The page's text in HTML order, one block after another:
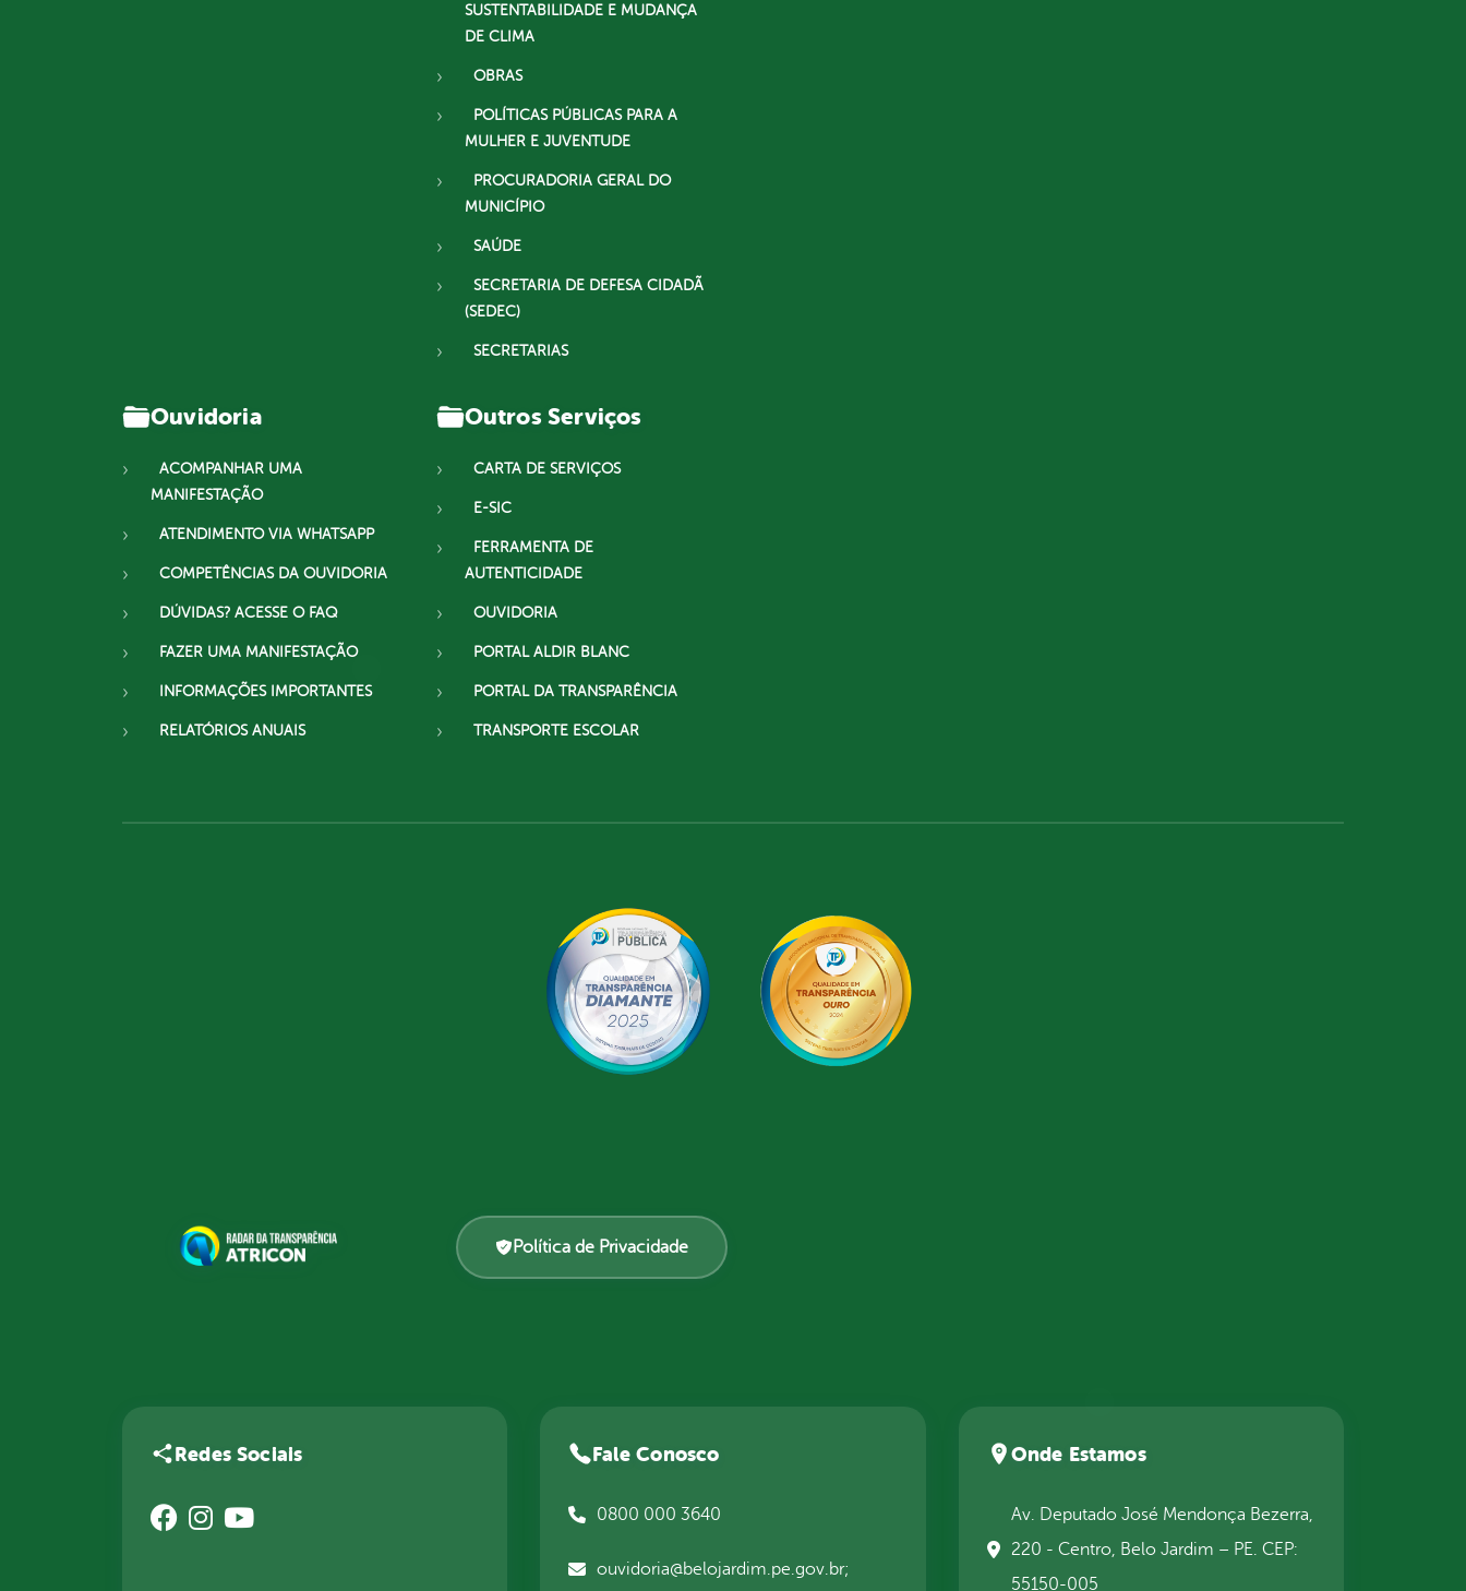
SUSTENTABILIDADE E MUDANÇA
DE CLIMA
OBRAS
POLÍTICAS PÚBLICAS PARA A
MULHER E JUVENTUDE
PROCURADORIA GERAL DO
MUNICÍPIO
SAÚDE
SECRETARIA DE DEFESA CIDADÃ
(SEDEC)
SECRETARIAS
Ouvidoria
ACOMPANHAR UMA
MANIFESTAÇÃO
ATENDIMENTO VIA WHATSAPP
COMPETÊNCIAS DA OUVIDORIA
DÚVIDAS? ACESSE O FAQ
FAZER UMA MANIFESTAÇÃO
INFORMAÇÕES IMPORTANTES
RELATÓRIOS ANUAIS
Outros Serviços
CARTA DE SERVIÇOS
E-SIC
FERRAMENTA DE
AUTENTICIDADE
OUVIDORIA
PORTAL ALDIR BLANC
PORTAL DA TRANSPARÊNCIA
TRANSPORTE ESCOLAR
Política de Privacidade
Redes Sociais Fale Conosco
0800 000 3640
ouvidoria@belojardim.pe.gov.br;
Onde Estamos
Av. Deputado José Mendonça Bezerra,
220 - Centro, Belo Jardim – PE. CEP:
55150-005